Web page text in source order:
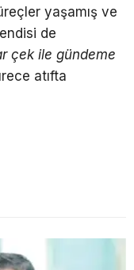
yaşamış ve
de
çek ile gündeme
atıfta